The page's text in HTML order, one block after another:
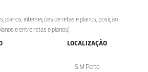
planos, interseções de retas e planos, posição
e entre retas e planos).
LOCALIZAÇÃO
S.M.Porto